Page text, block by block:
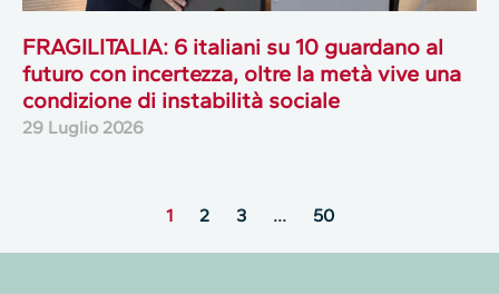
FRAGILITALIA: 6 italiani su 10 guardano al
futuro con incertezza, oltre la metà vive una
condizione di instabilità sociale
29 Luglio 2026
1 2 3 … 50